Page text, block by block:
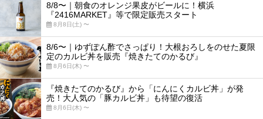
8/8〜｜朝食のオレンジ果皮がビールに！横浜
『2416MARKET』等で限定販売スタート
8月8日(土) 〜
8/6〜｜ゆずぽん酢でさっぱり！大根おろしをのせた夏限
定のカルビ丼を販売『焼きたてのかるび』
8月6日(木) 〜
『焼きたてのかるび』から「にんにくカルビ丼」が発
売！大人気の「豚カルビ丼」も待望の復活
8月6日(木) 〜